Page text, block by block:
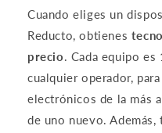
Cuando eliges un
Reducto, obtienes
precio. Cada equipo
cualquier operador,
electrónicos de la más
de uno nuevo. Además,
En tu cuenta
la cantidad de
3 débito u otros
Crédito
¿Tienes dudas?